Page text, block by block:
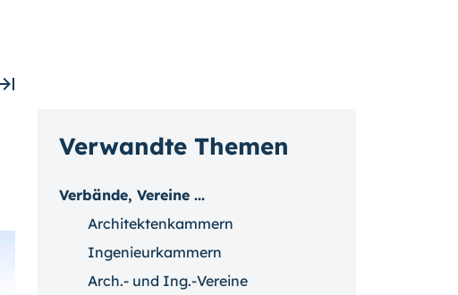
Verwandte Themen
Verbände, Vereine ...
Architektenkammern
Ingenieurkammern
Arch.- und Ing.-Vereine